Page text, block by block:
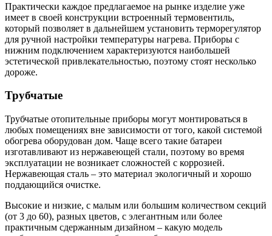
Практически каждое предлагаемое на рынке изделие уже
имеет в своей конструкции встроенный термовентиль,
который позволяет в дальнейшем установить терморегулятор
для ручной настройки температуры нагрева. Приборы с
нижним подключением характеризуются наибольшей
эстетической привлекательностью, поэтому стоят несколько
дороже.
Трубчатые
Трубчатые отопительные приборы могут монтироваться в
любых помещениях вне зависимости от того, какой системой
обогрева оборудован дом. Чаще всего такие батареи
изготавливают из нержавеющей стали, поэтому во время
эксплуатации не возникает сложностей с коррозией.
Нержавеющая сталь – это материал экологичный и хорошо
поддающийся очистке.
Высокие и низкие, с малым или большим количеством секций
(от 3 до 60), разных цветов, с элегантным или более
практичным сдержанным дизайном – какую модель